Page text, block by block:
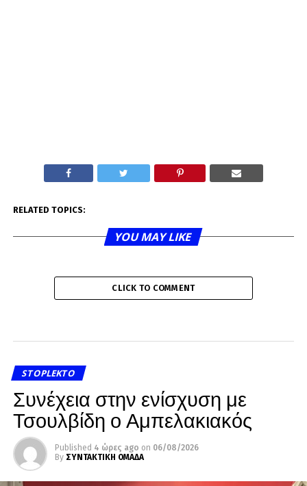
RELATED TOPICS:
YOU MAY LIKE
CLICK TO COMMENT
STOPLEKTO
Συνέχεια στην ενίσχυση με
Τσουλβίδη ο Αμπελακιακός
Published 4 ώρες ago on 06/08/2026
By ΣΥΝΤΑΚΤΙΚΗ ΟΜΑΔΑ